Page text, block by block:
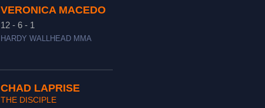
VERONICA MACEDO
12 - 6 - 1
HARDY WALLHEAD MMA
CHAD LAPRISE
THE DISCIPLE